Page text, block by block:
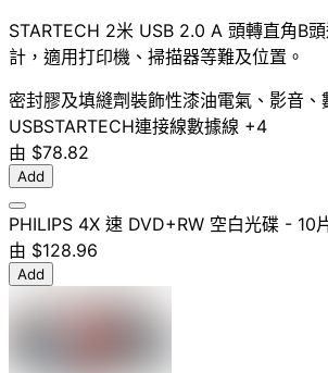
STARTECH 2米 USB 2.0 A 頭轉直角B
計，適用打印機、掃描器等難及位置。
密封膠及填縫劑裝飾性漆油電氣、影音、
USBSTARTECH連接線數據線 +4
由 $78.82
Add
PHILIPS 4X 速 DVD+RW 空白光碟 - 10
由 $128.96
Add